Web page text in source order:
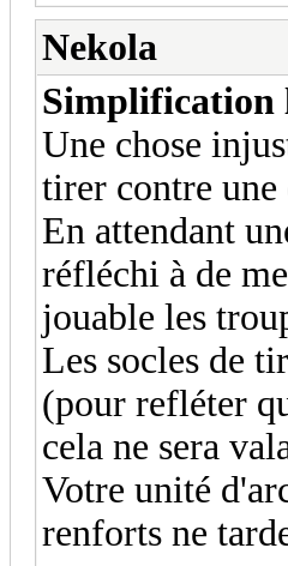
Nekola
Simplification
Une chose
tirer contre
En attendant
réfléchi à de
jouable les
Les socles de
(pour refléter
cela ne sera
Votre unité
renforts ne